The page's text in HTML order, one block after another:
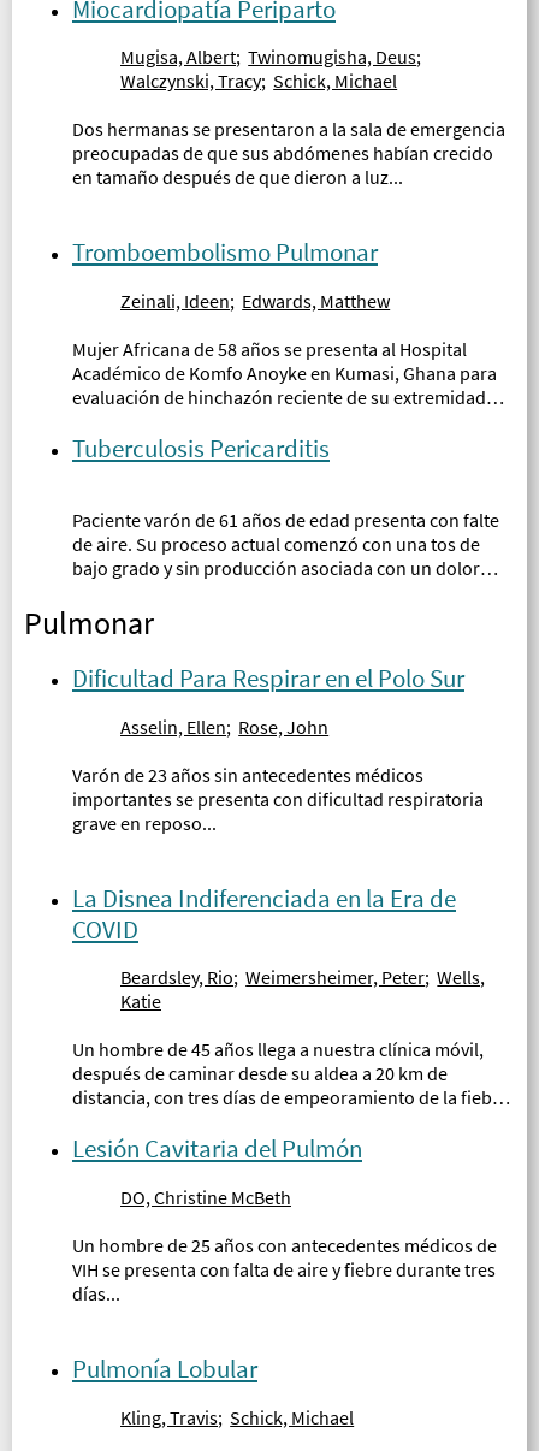
Miocardiopatía Periparto
Mugisa, Albert; Twinomugisha, Deus;
Walczynski, Tracy; Schick, Michael
Dos hermanas se presentaron a la sala de emergencia
preocupadas de que sus abdómenes habían crecido
en tamaño después de que dieron a luz...
Tromboembolismo Pulmonar
Zeinali, Ideen; Edwards, Matthew
Mujer Africana de 58 años se presenta al Hospital
Académico de Komfo Anoyke en Kumasi, Ghana para
evaluación de hinchazón reciente de su extremidad
cansancio...
Tuberculosis Pericarditis
Paciente varón de 61 años de edad presenta con falte
de aire. Su proceso actual comenzó con una tos de
bajo grado y sin producción asociada con un dolor
significativa en los últimos dos meses...
Pulmonar
Dificultad Para Respirar en el Polo Sur
Asselin, Ellen; Rose, John
Varón de 23 años sin antecedentes médicos
importantes se presenta con dificultad respiratoria
grave en reposo...
La Disnea Indiferenciada en la Era de
COVID
Beardsley, Rio; Weimersheimer, Peter; Wells,
Katie
Un hombre de 45 años llega a nuestra clínica móvil,
después de caminar desde su aldea a 20 km de
distancia, con tres días de empeoramiento de la fiebre,
Lesión Cavitaria del Pulmón
DO, Christine McBeth
Un hombre de 25 años con antecedentes médicos de
VIH se presenta con falta de aire y fiebre durante tres
días...
Pulmonía Lobular
Kling, Travis; Schick, Michael